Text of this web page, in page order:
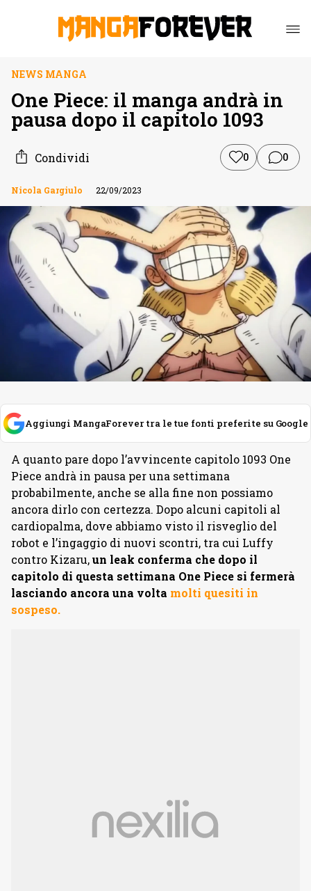
NEWS MANGA
One Piece: il manga andrà in
pausa dopo il capitolo 1093
Condividi 0 0
Nicola Gargiulo 22/09/2023
Aggiungi MangaForever tra le tue fonti preferite su Google
A quanto pare dopo l’avvincente capitolo 1093 One
Piece andrà in pausa per una settimana
probabilmente, anche se alla fine non possiamo
ancora dirlo con certezza. Dopo alcuni capitoli al
cardiopalma, dove abbiamo visto il risveglio del
robot e l’ingaggio di nuovi scontri, tra cui Luffy
contro Kizaru,un leak conferma che dopo il
capitolo di questa settimana One Piece si fermerà
lasciando ancora una volta molti quesiti in
sospeso.